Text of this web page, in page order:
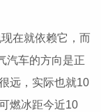
在就依赖它，而
汽车的方向是正
远，实际也就10
燃冰距今近10